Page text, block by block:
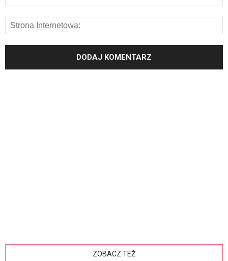
ZOBACZ TEŻ